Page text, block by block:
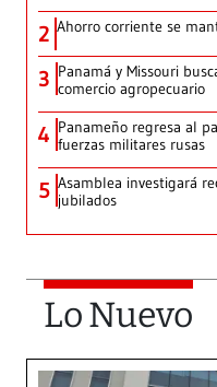
2 Ahorro corriente se
3 Panamá y Missouri
comercio agropecuario
4 Panameño regresa al
fuerzas militares rusas
5 Asamblea investigará
jubilados
Lo Nuevo